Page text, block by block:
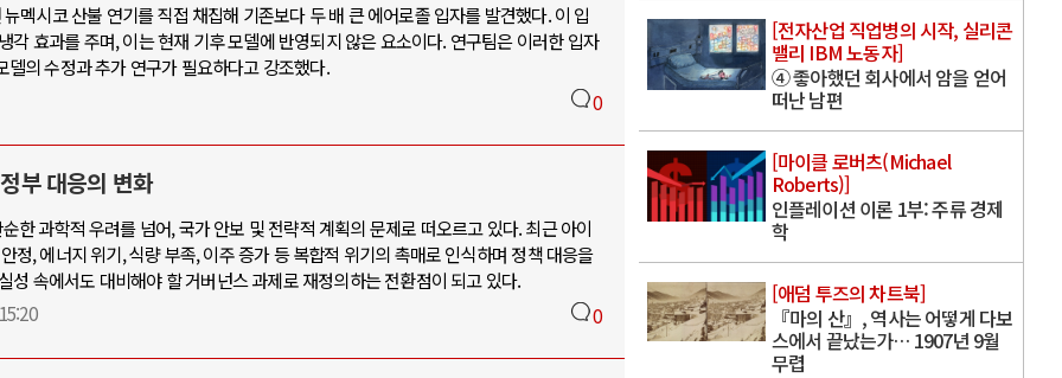
멕시코 산불 연기를 직접 채집해 기존보다 두 배 큰 에어로졸 입자를 발견했다. 이 입
각 효과를 주며, 이는 현재 기후 모델에 반영되지 않은 요소이다. 연구팀은 이러한 입자
의 수정과 추가 연구가 필요하다고 강조했다.
0
부 대응의 변화
한 과학적 우려를 넘어, 국가 안보 및 전략적 계획의 문제로 떠오르고 있다. 최근 아이
정, 에너지 위기, 식량 부족, 이주 증가 등 복합적 위기의 촉매로 인식하며 정책 대응을
성 속에서도 대비해야 할 거버넌스 과제로 재정의하는 전환점이 되고 있다.
0
[전자산업 직업병의 시작, 실리콘
밸리 IBM 노동자]
④ 좋아했던 회사에서 암을 얻어
떠난 남편
[마이클 로버츠(Michael
Roberts)]
인플레이션 이론 1부: 주류 경제
학
[애덤 투즈의 차트북]
『마의 산』, 역사는 어떻게 다보
스에서 끝났는가… 1907년 9월
무렵